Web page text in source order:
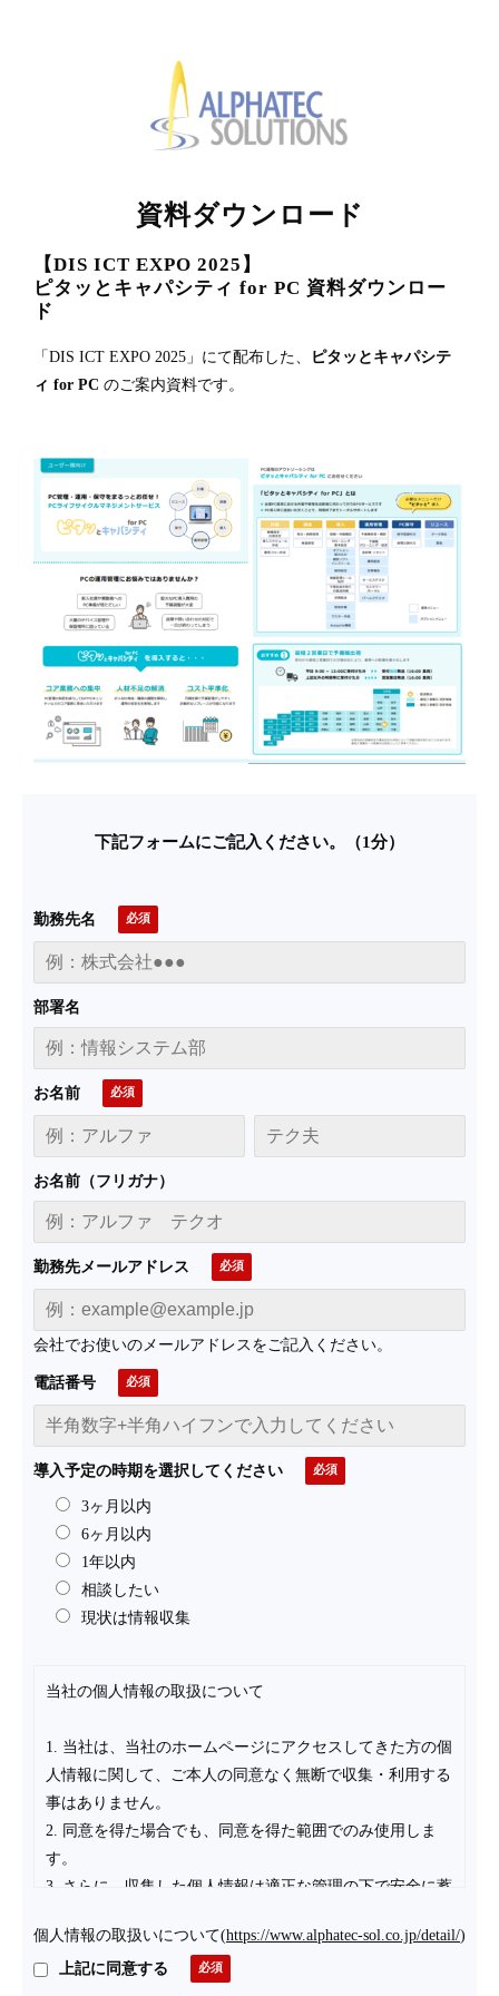
資料ダウンロード
【DIS ICT EXPO 2025 】
ピタッとキャパシティ for PC 資料ダウンロー
ド
「DIS ICT EXPO 2025」にて配布した、
ピタッとキャパシテ
ィ for PC のご案内資料です。
下記フォームにご記入ください。（1分）
勤務先名
部署名
お名前
お名前（フリガナ）
勤務先メールアドレス
会社でお使いのメールアドレスをご記入ください。
電話番号
導入予定の時期を選択してください
3ヶ月以内
6ヶ月以内
1年以内
相談したい
現状は情報収集
当社の個人情報の取扱について
1. 当社は、当社のホームページにアクセスしてきた方の個
人情報に関して、ご本人の同意なく無断で収集・利用する
事はありません。
2. 同意を得た場合でも、同意を得た範囲でのみ使用しま
す。
3. さらに、収集した個人情報は適正な管理の下で安全に蓄
個人情報の利用目的について
個人情報の取扱いについて(https://www.alphatec-sol.co.jp/detail/)
上記に同意する